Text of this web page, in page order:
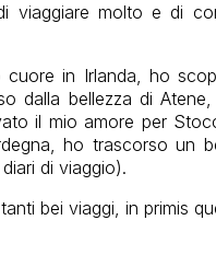
viaggiare molto e di
in Irlanda, ho
dalla bellezza di
il mio amore per
ho trascorso un
di viaggio).
bei viaggi, in primis